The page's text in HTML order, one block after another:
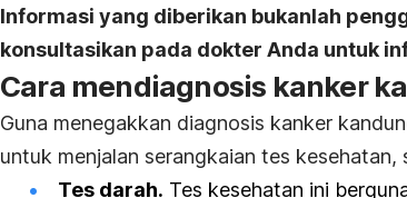
Informasi yang diberikan bukanlah
konsultasikan pada dokter Anda untuk
Cara mendiagnosis kanker
Guna menegakkan diagnosis kanker
untuk menjalan serangkaian tes kesehatan,
Tes darah. Tes kesehatan ini